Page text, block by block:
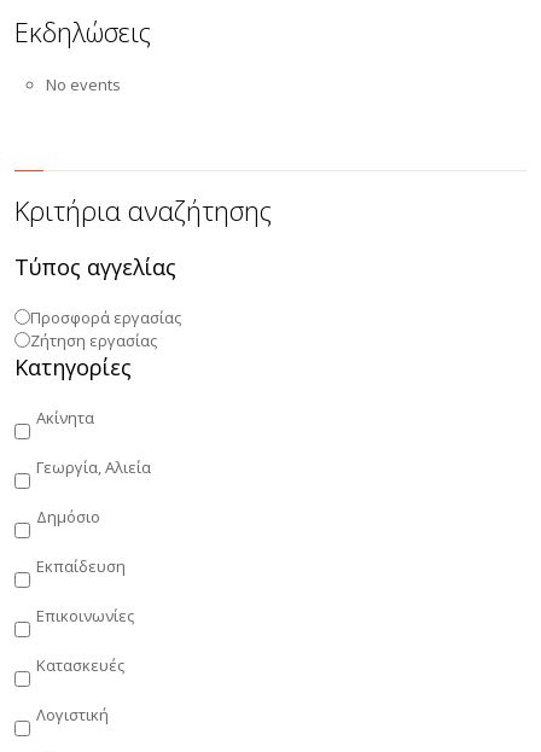
Εκδηλώσεις
No events
Κριτήρια αναζήτησης
Τύπος αγγελίας
Προσφορά εργασίας
Ζήτηση εργασίας
Κατηγορίες
Ακίνητα
Γεωργία, Αλιεία
Δημόσιο
Εκπαίδευση
Επικοινωνίες
Κατασκευές
Λογιστική